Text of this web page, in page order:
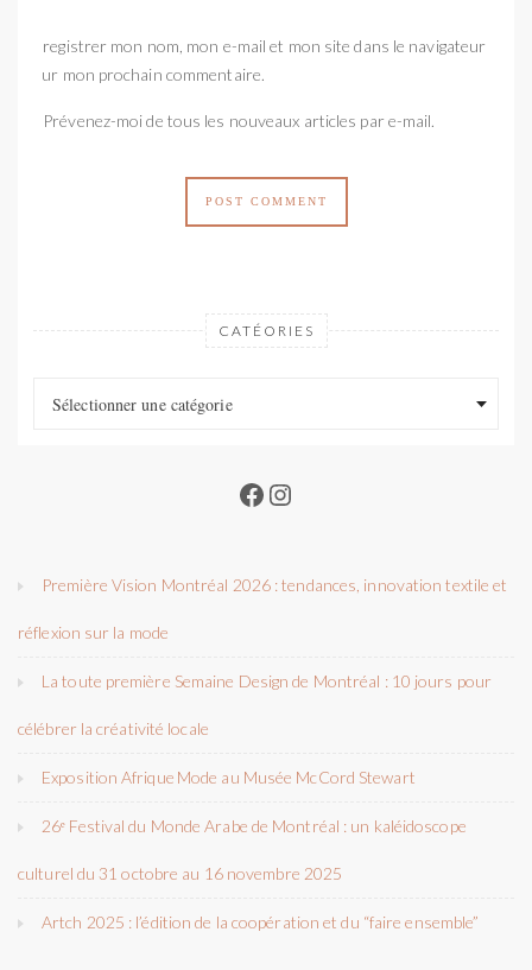
Enregistrer mon nom, mon e-mail et mon site dans le navigateur
pour mon prochain commentaire.
Prévenez-moi de tous les nouveaux articles par e-mail.
CATÉORIES
Sélectionner une catégorie
Facebook
Instagram
Première Vision Montréal 2026 : tendances, innovation textile et
réflexion sur la mode
La toute première Semaine Design de Montréal : 10 jours pour
célébrer la créativité locale
Exposition Afrique Mode au Musée McCord Stewart
26ᵉ Festival du Monde Arabe de Montréal : un kaléidoscope
culturel du 31 octobre au 16 novembre 2025
Artch 2025 : l’édition de la coopération et du “faire ensemble”